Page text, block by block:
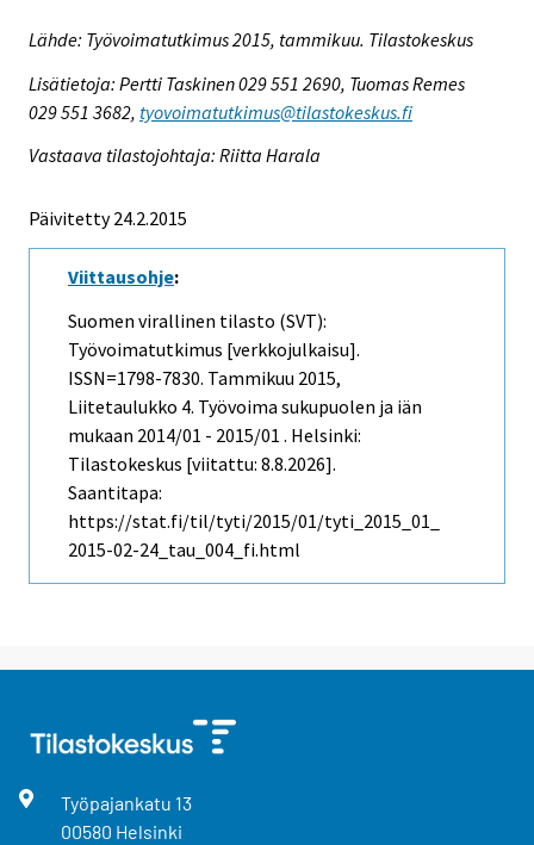
Lähde: Työvoimatutkimus 2015, tammikuu. Tilastokeskus
Lisätietoja: Pertti Taskinen 029 551 2690, Tuomas Remes
029 551 3682, tyovoimatutkimus@tilastokeskus.fi
Vastaava tilastojohtaja: Riitta Harala
Päivitetty 24.2.2015
Viittausohje:
Suomen virallinen tilasto (SVT):
Työvoimatutkimus [verkkojulkaisu].
ISSN=1798-7830. Tammikuu 2015,
Liitetaulukko 4. Työvoima sukupuolen ja iän
mukaan 2014/01 - 2015/01 . Helsinki:
Tilastokeskus [viitattu: 8.8.2026].
Saantitapa:
https://stat.fi/til/tyti/2015/01/tyti_2015_01_
2015-02-24_tau_004_fi.html
Työpajankatu 13
00580 Helsinki